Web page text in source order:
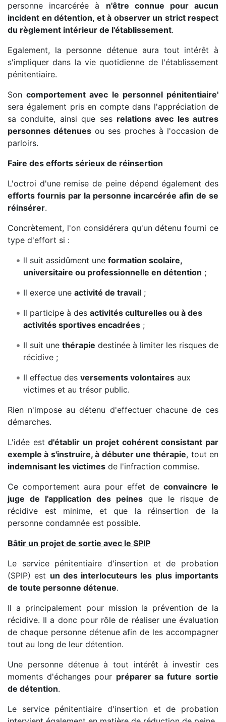
personne incarcérée à n'être connue pour aucun
incident en détention, et à observer un strict respect
du règlement intérieur de l'établissement.
Egalement, la personne détenue aura tout intérêt à
s'impliquer dans la vie quotidienne de l'établissement
pénitentiaire.
Soncomportement avec le personnel pénitentiaire'
sera également pris en compte dans l'appréciation de
sa conduite, ainsi que ses relations avec les autres
personnes détenues ou ses proches à l'occasion de
parloirs.
Faire des efforts sérieux de réinsertion
L'octroi d'une remise de peine dépend également des
efforts fournis par la personne incarcérée afin de se
réinsérer.
Concrètement, l'on considérera qu'un détenu fourni ce
type d'effort si :
ll suit assidûment une formation scolaire,
universitaire ou professionnelle en détention ;
Il exerce une activité de travail;
Il participe à des activités culturelles ou à des
activités sportives encadrées;
Il suit une thérapie destinée à limiter les risques de
récidive ;
Il effectue des versements volontairesaux
victimes et au trésor public.
Rien n'impose au détenu d'effectuer chacune de ces
démarches.
L'idée estd'établir un projet cohérent consistant par
exemple à s'instruire, à débuter une thérapie, tout en
indemnisant les victimes de l'infraction commise.
Ce comportement aura pour effet deconvaincre le
juge de l'application des peines que le risque de
récidive est minime, et que la réinsertion de la
personne condamnée est possible.
Bâtir un projet de sortie avec le SPIP
Le service pénitentiaire d'insertion et de probation
(SPIP) est un des interlocuteurs les plus importants
de toute personne détenue.
Il a principalement pour mission la prévention de la
récidive. Il a donc pour rôle de réaliser une évaluation
de chaque personne détenue afin de les accompagner
tout au long de leur détention.
Une personne détenue à tout intérêt à investir ces
moments d'échanges pour préparer sa future sortie
de détention.
Le service pénitentiaire d'insertion et de probation